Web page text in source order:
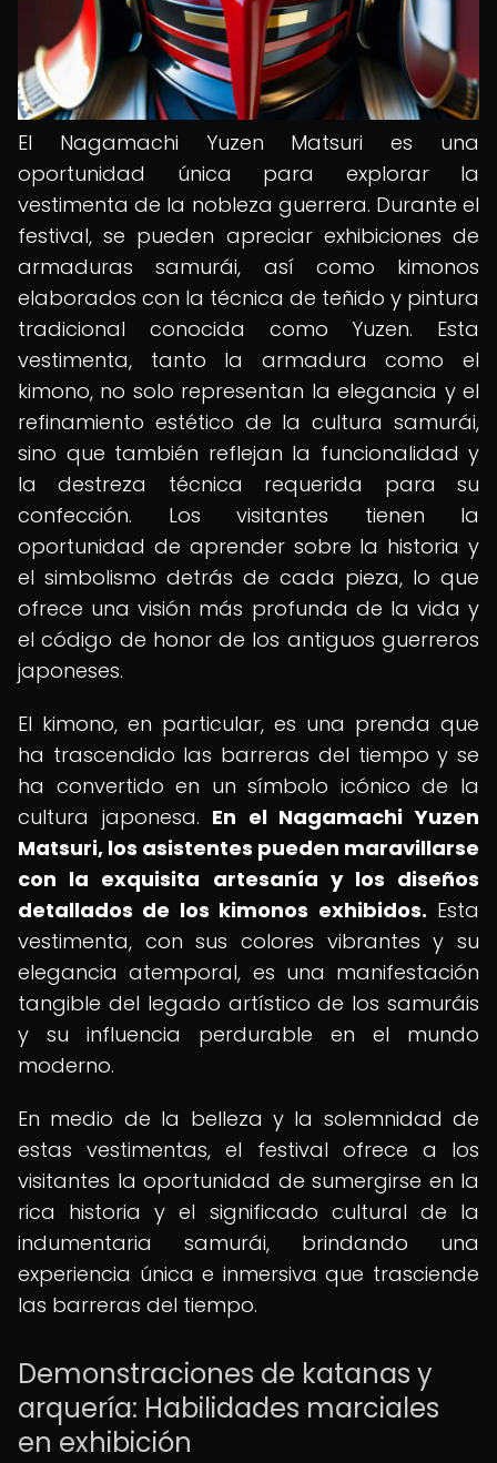
El Nagamachi Yuzen Matsuri es una
oportunidad única para explorar la
vestimenta de la nobleza guerrera. Durante el
festival, se pueden apreciar exhibiciones de
armaduras samurái, así como kimonos
elaborados con la técnica de teñido y pintura
tradicional conocida como Yuzen. Esta
vestimenta, tanto la armadura como el
kimono, no solo representan la elegancia y el
refinamiento estético de la cultura samurái,
sino que también reflejan la funcionalidad y
la destreza técnica requerida para su
confección. Los visitantes tienen la
oportunidad de aprender sobre la historia y
el simbolismo detrás de cada pieza, lo que
ofrece una visión más profunda de la vida y
el código de honor de los antiguos guerreros
japoneses.
El kimono, en particular, es una prenda que
ha trascendido las barreras del tiempo y se
ha convertido en un símbolo icónico de la
cultura japonesa. En el Nagamachi Yuzen
Matsuri, los asistentes pueden maravillarse
con la exquisita artesanía y los diseños
detallados de los kimonos exhibidos. Esta
vestimenta, con sus colores vibrantes y su
elegancia atemporal, es una manifestación
tangible del legado artístico de los samuráis
y su influencia perdurable en el mundo
moderno.
En medio de la belleza y la solemnidad de
estas vestimentas, el festival ofrece a los
visitantes la oportunidad de sumergirse en la
rica historia y el significado cultural de la
indumentaria samurái, brindando una
experiencia única e inmersiva que trasciende
las barreras del tiempo.
Demonstraciones de katanas y
arquería: Habilidades marciales
en exhibición